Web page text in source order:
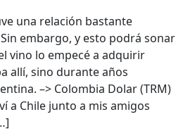
una relación bastante
embargo, y esto podrá sonar
vino lo empecé a adquirir
allí, sino durante años
–> Colombia Dolar (TRM)
a Chile junto a mis amigos